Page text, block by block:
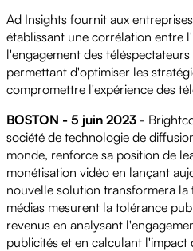
Ad Insights fournit aux
établissant une corrélation entre
l'engagement des
permettant d'optimiser les
compromettre l'expérience des
BOSTON - 5 juin 2023 -
société de technologie de
monde, renforce sa position de
monétisation vidéo en lançant
nouvelle solution transformera la
médias mesurent la tolérance
revenus en analysant
publicités et en calculant l'impact